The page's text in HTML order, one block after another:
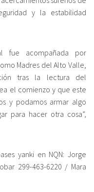
y la estabilidad
fue acompañada por
Madres del Alto Valle,
tras la lectura del
el comienzo y que este
y podamos armar algo
para hacer otra cosa”,
yanki en NQN: Jorge
299-463-6220 / Mara